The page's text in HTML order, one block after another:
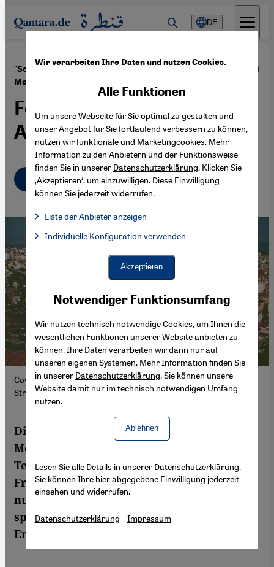
Direkt zum Inhalt springen
DE
"Something Strange, Like Hunger" von Malika
Moustadraf
·06.06.2023
Feministin und literarische
Aktivistin
Deutsch English عربي
Cover von Malika Moustadrafs Kurzgeschichten "Something
Strange, like Hunger". (Fotoquelle: Verlag)
Die marokkanische Autorin Malika
Moustadraf (1969 – 2006) schrieb in ihren
Texten über Sexualität, Patriarchat und
Frauenrechte. Nach ihrem Tod im Alter von
nur 37 Jahren hinterlässt sie ein
spannendes, wenig bekanntes literarisches
Erbe.
Wir verarbeiten Ihre Daten und nutzen Cookies.
Notwendiger Funktionsumfang
Wir nutzen technisch notwendige Cookies, um Ihnen die
wesentlichen Funktionen unserer Website anbieten zu
können. Ihre Daten verarbeiten wir dann nur auf
unseren eigenen Systemen. Mehr Information finden Sie
in unserer Datenschutzerklärung. Sie können unsere
Website damit nur im technisch notwendigen Umfang
nutzen.
Ablehnen
Alle Funktionen
Um unsere Webseite für Sie optimal zu gestalten und
unser Angebot für Sie fortlaufend verbessern zu können,
nutzen wir funktionale und Marketingcookies. Mehr
Information zu den Anbietern und der Funktionsweise
finden Sie in unserer Datenschutzerklärung. Klicken Sie
‚Akzeptieren‘, um einzuwilligen. Diese Einwilligung
können Sie jederzeit widerrufen.
Liste der Anbieter anzeigen
Facebook Embed / Facebook Connect, Google Maps Embed,
Facebook Embed / Facebook Connect
Google Maps Embed
Individuelle Konfiguration verwenden
Akzeptieren
Lesen Sie alle Details in unserer Datenschutzerklärung.
Sie können Ihre hier abgegebene Einwilligung jederzeit
einsehen und widerrufen.
Datenschutzerklärung Impressum